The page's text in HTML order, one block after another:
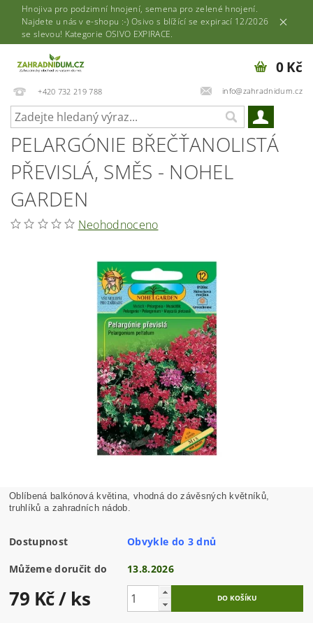
Hnojiva pro podzimní hnojení, semena pro zelené hnojení.
Najdete u nás v e-shopu :-) Osivo s blížící se expirací 12/2026
se slevou! Kategorie OSIVO EXPIRACE.
+420 732 219 788 info@zahradnidum.cz
0 Kč
PELARGÓNIE BŘEČŤANOLISTÁ
PŘEVISLÁ, SMĚS - NOHEL
GARDEN
Neohodnoceno
Oblíbená balkónová květina, vhodná do závěsných květníků,
truhlíků a zahradních nádob.
Dostupnost Obvykle do 3 dnů
Můžeme doručit do 13.8.2026
79 Kč/ ks